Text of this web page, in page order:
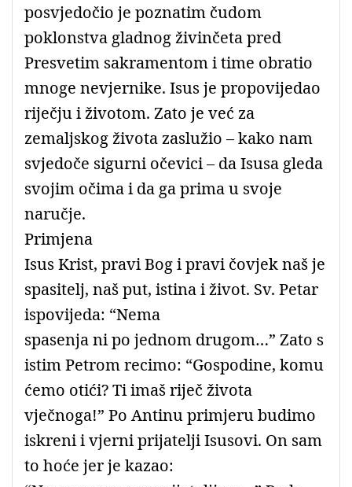
posvjedočio je poznatim čudom
poklonstva gladnog živinčeta pred
Presvetim sakramentom i time obratio
mnoge nevjernike. Isus je propovijedao
riječju i životom. Zato je već za
zemaljskog života zaslužio – kako nam
svjedoče sigurni očevici – da Isusa gleda
svojim očima i da ga prima u svoje
naručje.
Primjena
Isus Krist, pravi Bog i pravi čovjek naš je
spasitelj, naš put, istina i život. Sv. Petar
ispovijeda: “Nema
spasenja ni po jednom drugom…” Zato s
istim Petrom recimo: “Gospodine, komu
ćemo otići? Ti imaš riječ života
vječnoga!” Po Antinu primjeru budimo
iskreni i vjerni prijatelji Isusovi. On sam
to hoće jer je kazao: